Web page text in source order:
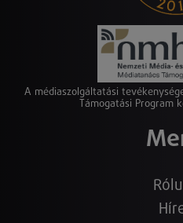
A médiaszolgáltatási
Támogatási Program